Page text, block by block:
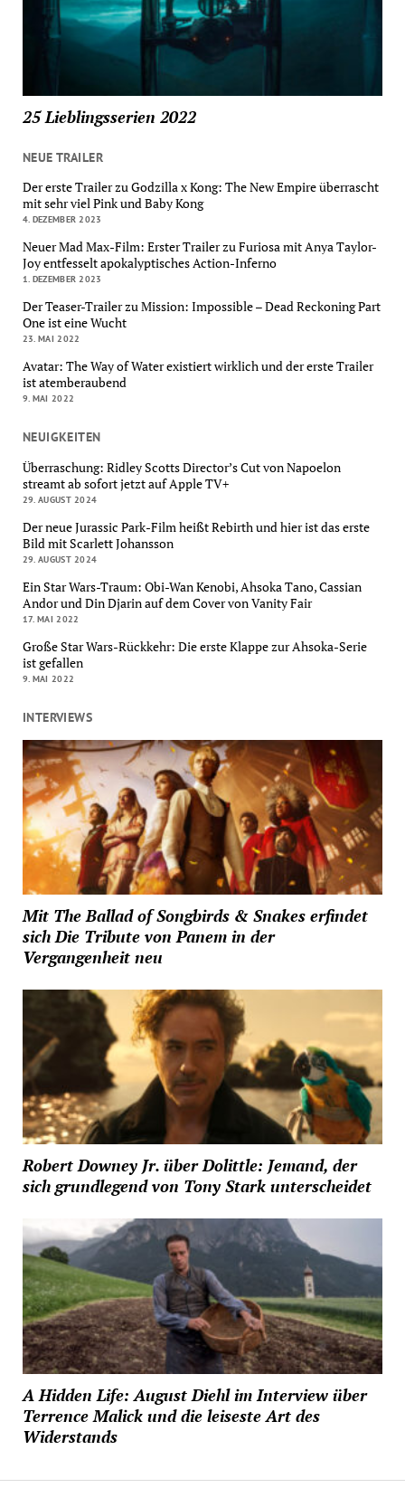
25 Lieblingsserien 2022
NEUE TRAILER
Der erste Trailer zu Godzilla x Kong: The New Empire überrascht
mit sehr viel Pink und Baby Kong
4. DEZEMBER 2023
Neuer Mad Max-Film: Erster Trailer zu Furiosa mit Anya Taylor-
Joy entfesselt apokalyptisches Action-Inferno
1. DEZEMBER 2023
Der Teaser-Trailer zu Mission: Impossible – Dead Reckoning Part
One ist eine Wucht
23. MAI 2022
Avatar: The Way of Water existiert wirklich und der erste Trailer
ist atemberaubend
9. MAI 2022
NEUIGKEITEN
Überraschung: Ridley Scotts Director’s Cut von Napoelon
streamt ab sofort jetzt auf Apple TV+
29. AUGUST 2024
Der neue Jurassic Park-Film heißt Rebirth und hier ist das erste
Bild mit Scarlett Johansson
29. AUGUST 2024
Ein Star Wars-Traum: Obi-Wan Kenobi, Ahsoka Tano, Cassian
Andor und Din Djarin auf dem Cover von Vanity Fair
17. MAI 2022
Große Star Wars-Rückkehr: Die erste Klappe zur Ahsoka-Serie
ist gefallen
9. MAI 2022
INTERVIEWS
Mit The Ballad of Songbirds & Snakes erfindet
sich Die Tribute von Panem in der
Vergangenheit neu
Robert Downey Jr. über Dolittle: Jemand, der
sich grundlegend von Tony Stark unterscheidet
A Hidden Life: August Diehl im Interview über
Terrence Malick und die leiseste Art des
Widerstands